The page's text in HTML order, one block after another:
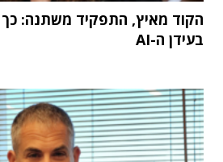
הקוד מאיץ, התפקיד משתנה: כך
בעידן ה-AI